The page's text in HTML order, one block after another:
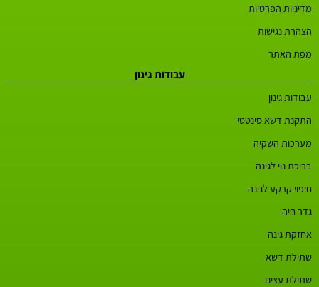
מדיניות הפרטיות
הצהרת נגישות
מפת האתר
עבודות גינון
עבודות גינון
התקנת דשא סינטטי
מערכות השקיה
בריכת נוי לגינה
חיפוי קרקע לגינה
גדר חיה
אחזקת גינה
שתילת דשא
שתילת עצים